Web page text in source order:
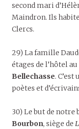
second mari
Maindron. Ils
Clercs.
29) La famille
étages de l’hôtel
Bellechasse.
poètes et
30) Le but de notre
Bourbon, siège de